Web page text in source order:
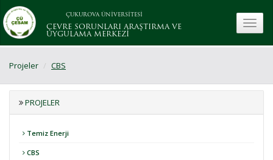
ÇUKUROVA ÜNİVERSİTESİ
ÇEVRE SORUNLARI ARAŞTIRMA VE
UYGULAMA MERKEZİ
Projeler CBS
PROJELER
Temiz Enerji
CBS